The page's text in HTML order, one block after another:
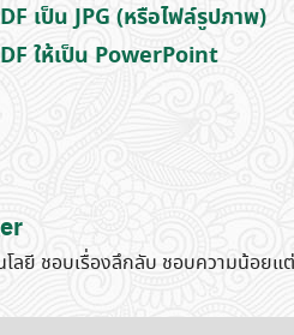
เป็น JPG (หรือไฟล์รูปภาพ)
ให้เป็น PowerPoint
โลยี ชอบเรื่องลึกลับ ชอบความน้อย